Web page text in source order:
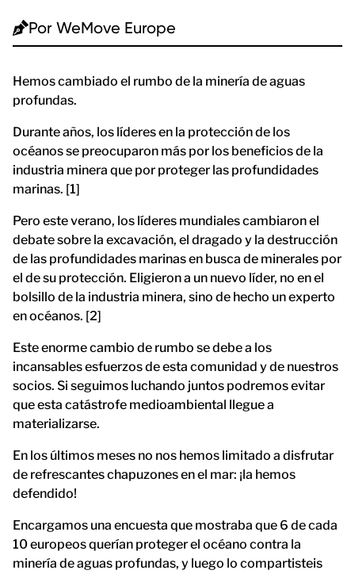
Por WeMove Europe
Hemos cambiado el rumbo de la minería de aguas
profundas.
Durante años, los líderes en la protección de los
océanos se preocuparon más por los beneficios de la
industria minera que por proteger las profundidades
marinas. [1]
Pero este verano, los líderes mundiales cambiaron el
debate sobre la excavación, el dragado y la destrucción
de las profundidades marinas en busca de minerales por
el de su protección. Eligieron a un nuevo líder, no en el
bolsillo de la industria minera, sino de hecho un experto
en océanos. [2]
Este enorme cambio de rumbo se debe a los
incansables esfuerzos de esta comunidad y de nuestros
socios. Si seguimos luchando juntos podremos evitar
que esta catástrofe medioambiental llegue a
materializarse.
En los últimos meses no nos hemos limitado a disfrutar
de refrescantes chapuzones en el mar: ¡la hemos
defendido!
Encargamos una encuesta que mostraba que 6 de cada
10 europeos querían proteger el océano contra la
minería de aguas profundas, y luego lo compartisteis